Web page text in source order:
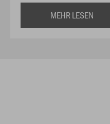
MEHR LESEN